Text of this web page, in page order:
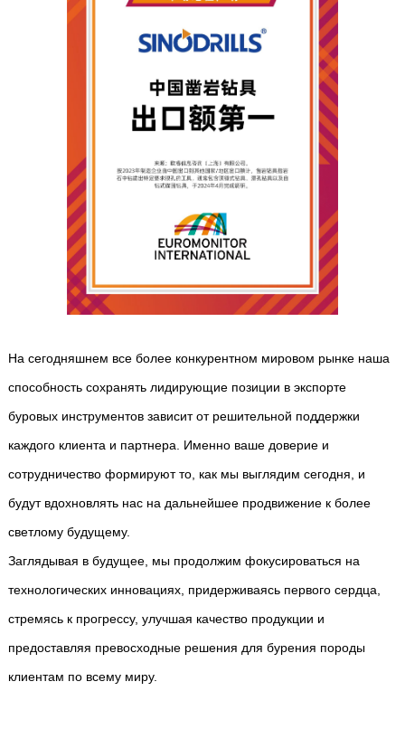
На сегодняшнем все более конкурентном мировом рынке наша
способность сохранять лидирующие позиции в экспорте
буровых инструментов зависит от решительной поддержки
каждого клиента и партнера. Именно ваше доверие и
сотрудничество формируют то, как мы выглядим сегодня, и
будут вдохновлять нас на дальнейшее продвижение к более
светлому будущему.
Заглядывая в будущее, мы продолжим фокусироваться на
технологических инновациях, придерживаясь первого сердца,
стремясь к прогрессу, улучшая качество продукции и
предоставляя превосходные решения для бурения породы
клиентам по всему миру.